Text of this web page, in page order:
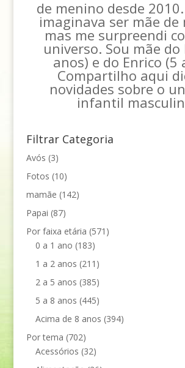
de menino desde
imaginava ser mãe de
mas me surpreendi
universo. Sou mãe do
anos) e do Enrico (5
Compartilho aqui
novidades sobre o
infantil
Filtrar Categoria
Avós (3)
Fotos (10)
mamãe (142)
Papai (87)
Por faixa etária (571)
0 a 1 ano (183)
1 a 2 anos (211)
2 a 5 anos (385)
5 a 8 anos (445)
Acima de 8 anos (394)
Por tema (702)
Acessórios (32)